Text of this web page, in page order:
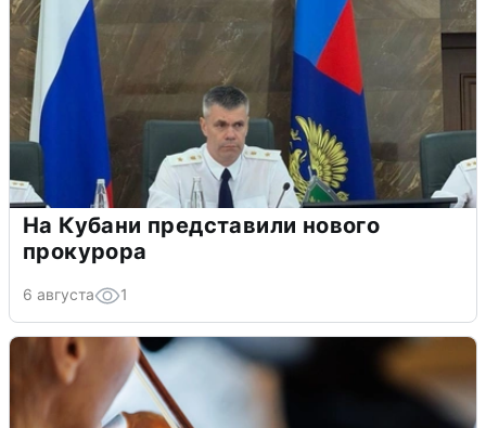
На Кубани представили нового
прокурора
6 августа 1